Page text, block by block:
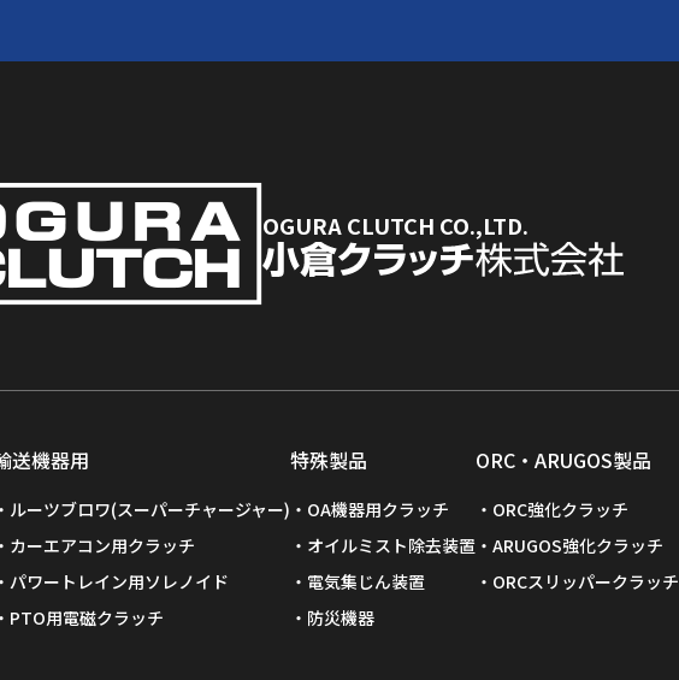
OGURA CLUTCH CO.,LTD.
送機器用
ルーツブロワ(スーパーチャージャー)
カーエアコン用クラッチ
パワートレイン用ソレノイド
PTO用電磁クラッチ
特殊製品
OA機器用クラッチ
オイルミスト除去装置
電気集じん装置
防災機器
ORC・ARUGOS製品
ORC強化クラッチ
ARUGOS強化クラッチ
ORCスリッパークラッチ